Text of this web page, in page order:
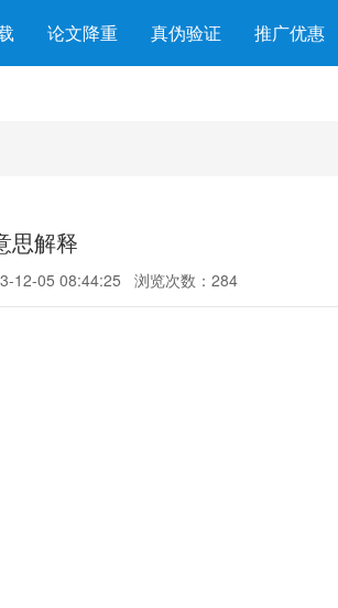
论文降重 真伪验证 推广优惠
思解释
12-05 08:44:25 浏览次数：284